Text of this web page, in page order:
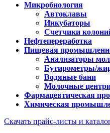
Микробиология
Автоклавы
Инкубаторы
Счетчики
Нефтепереработка
Пищевая
Анализаторы
Бутирометры/
Водяные бани
Молочные
Фармацевтическая
Химическая
Скачать прайс-листы и